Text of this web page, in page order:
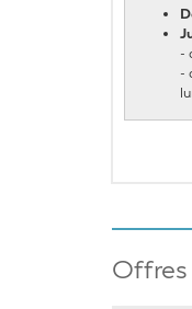
-
-
Offres